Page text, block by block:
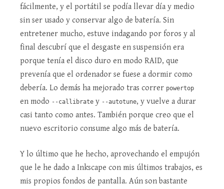
fácilmente, y el portátil se podía llevar día y medio
sin ser usado y conservar algo de batería. Sin
entretener mucho, estuve indagando por foros y al
final descubrí que el desgaste en suspensión era
porque tenía el disco duro en modo RAID, que
prevenía que el ordenador se fuese a dormir como
debería. Lo demás ha mejorado tras correr powertop
en modo --callibrate y --autotune, y vuelve a durar
casi tanto como antes. También porque creo que el
nuevo escritorio consume algo más de batería.
Y lo último que he hecho, aprovechando el empujón
que le he dado a Inkscape con mis últimos trabajos, es
mis propios fondos de pantalla. Aún son bastante